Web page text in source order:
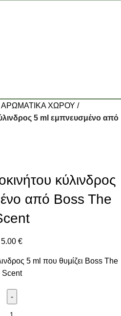
ΑΡΩΜΑΤΙΚΑ ΧΩΡΟΥ
5 ml εμπνευσμένο από
κύλινδρος
από Boss The
5.00 €
5 ml που θυμίζει Boss The
Scent